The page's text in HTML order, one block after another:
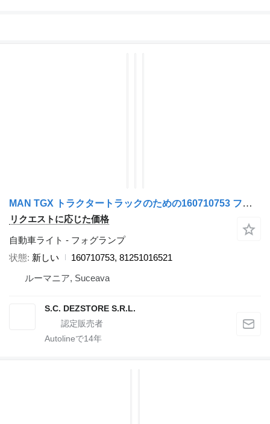
MAN TGX トラクタートラックのための160710753 フォグランプ
リクエストに応じた価格
自動車ライト - フォグランプ
状態 新しい
160710753, 81251016521
ルーマニア, Suceava
S.C. DEZSTORE S.R.L.
Autolineで14年